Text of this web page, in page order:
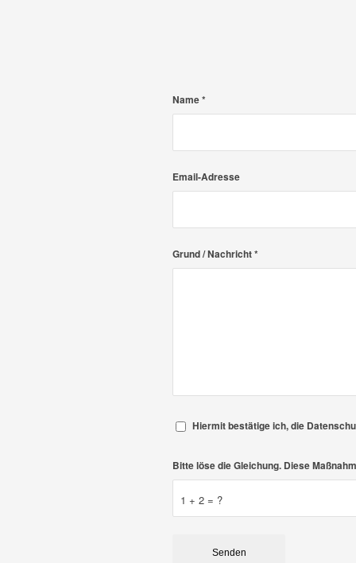
Name*
Email-Adresse
Grund / Nachricht*
Hiermit bestätige ich, die
1 + 2 = ?
Bitte löse die Gleichung. Diese